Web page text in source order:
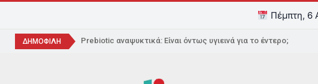
Πέμπτη, 6
ΔΗΜΟΦΙΛΗ Prebiotic αναψυκτικά: Είναι όντως υγιεινά για το έντερο;